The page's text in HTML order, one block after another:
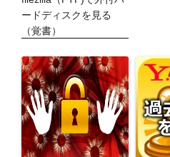
ードディスクを見る
（覚書）